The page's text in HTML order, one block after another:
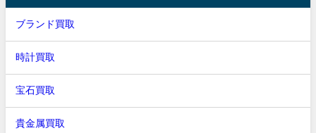
ブランド買取
時計買取
宝石買取
貴金属買取